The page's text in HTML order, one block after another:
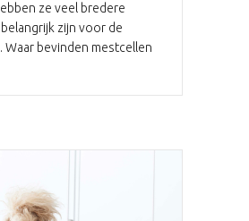
ze veel bredere
zijn voor de
Waar bevinden mestcellen